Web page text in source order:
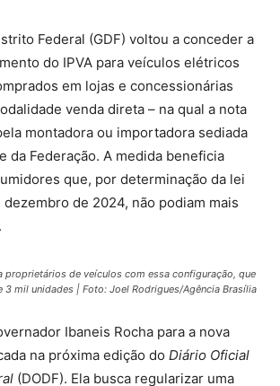
Federal (GDF) voltou a conceder a
do IPVA para veículos elétricos
em lojas e concessionárias
venda direta – na qual a nota
montadora ou importadora sediada
da Federação. A medida beneficia
que, por determinação da lei
dezembro de 2024, não podiam mais
proprietários de veículos com essa configuração, que
3 mil unidades | Foto: Joel Rodrigues/Agência Brasília
Ibaneis Rocha para a nova
na próxima edição do Diário Oficial
(DODF). Ela busca regularizar uma